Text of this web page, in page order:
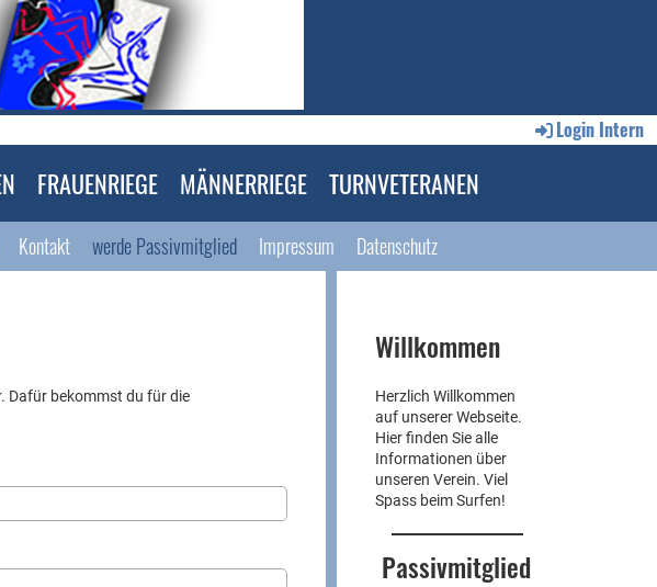
Login Intern
FRAUENRIEGE MÄNNERRIEGE TURNVETERANEN
Kontakt werde Passivmitglied Impressum Datenschutz
Dafür bekommst du für die
Willkommen
Herzlich Willkommen
auf unserer Webseite.
Hier finden Sie alle
Informationen über
unseren Verein. Viel
Spass beim Surfen!
Passivmitglied